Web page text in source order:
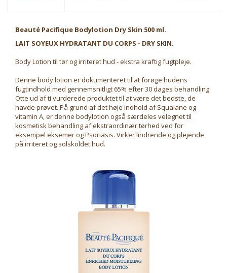
Beauté Pacifique Bodylotion Dry Skin 500 ml.
LAIT SOYEUX HYDRATANT DU CORPS - DRY SKIN.
Body Lotion til tør og irriteret hud - ekstra kraftig fugtpleje.
Denne body lotion er dokumenteret til at forøge hudens
fugtindhold med gennemsnitligt 65% efter 30 dages behandling.
Otte ud af ti vurderede produktet til at være det bedste, de
havde prøvet. På grund af det høje indhold af Squalane og
vitamin A, er denne bodylotion også særdeles velegnet til
kosmetisk behandling af ekstraordinær tørhed ved for
eksempel eksemer og Psoriasis. Virker lindrende og plejende
på irriteret og solskoldet hud.